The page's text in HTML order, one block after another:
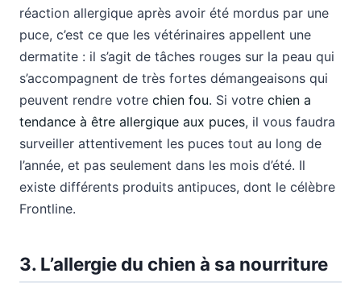
réaction allergique après avoir été mordus par une
puce, c’est ce que les vétérinaires appellent une
dermatite : il s’agit de tâches rouges sur la peau qui
s’accompagnent de très fortes démangeaisons qui
peuvent rendre votre chien fou. Si votre chien a
tendance à être allergique aux puces, il vous faudra
surveiller attentivement les puces tout au long de
l’année, et pas seulement dans les mois d’été. Il
existe différents produits antipuces, dont le célèbre
Frontline.
3. L’allergie du chien à sa nourriture